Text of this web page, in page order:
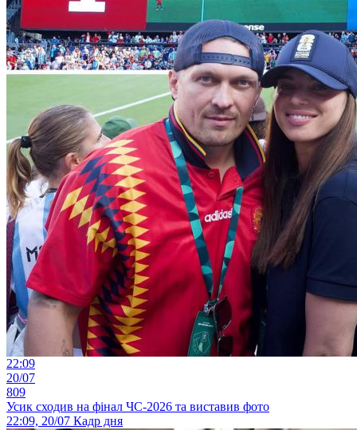
22:09
20/07
809
Усик сходив на фінал ЧС-2026 та виставив фото
22:09, 20/07 Кадр дня